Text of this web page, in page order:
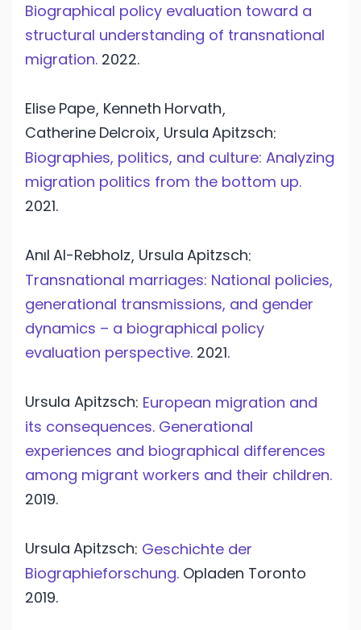
Biographical policy evaluation toward a
structural understanding of transnational
migration. 2022.
Elise Pape, Kenneth Horvath,
Catherine Delcroix, Ursula Apitzsch:
Biographies, politics, and culture: Analyzing
migration politics from the bottom up.
2021.
Anıl Al-Rebholz, Ursula Apitzsch:
Transnational marriages: National policies,
generational transmissions, and gender
dynamics – a biographical policy
evaluation perspective. 2021.
Ursula Apitzsch: European migration and
its consequences. Generational
experiences and biographical differences
among migrant workers and their children.
2019.
Ursula Apitzsch: Geschichte der
Biographieforschung. Opladen Toronto
2019.